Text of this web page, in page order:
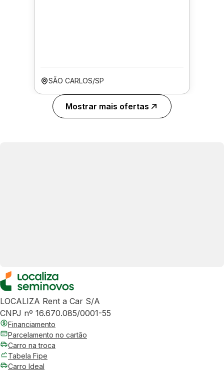
SÃO CARLOS/SP
Mostrar mais ofertas
LOCALIZA Rent a Car S/A
CNPJ nº 16.670.085/0001-55
Financiamento
Parcelamento no cartão
Carro na troca
Tabela Fipe
Carro Ideal